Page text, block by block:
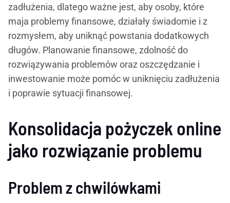
zadłużenia, dlatego ważne jest, aby osoby, które
maja problemy finansowe, działały świadomie i z
rozmysłem, aby uniknąć powstania dodatkowych
długów. Planowanie finansowe, zdolność do
rozwiązywania problemów oraz oszczędzanie i
inwestowanie może pomóc w uniknięciu zadłużenia
i poprawie sytuacji finansowej.
Konsolidacja pożyczek online
jako rozwiązanie problemu
Problem z chwilówkami